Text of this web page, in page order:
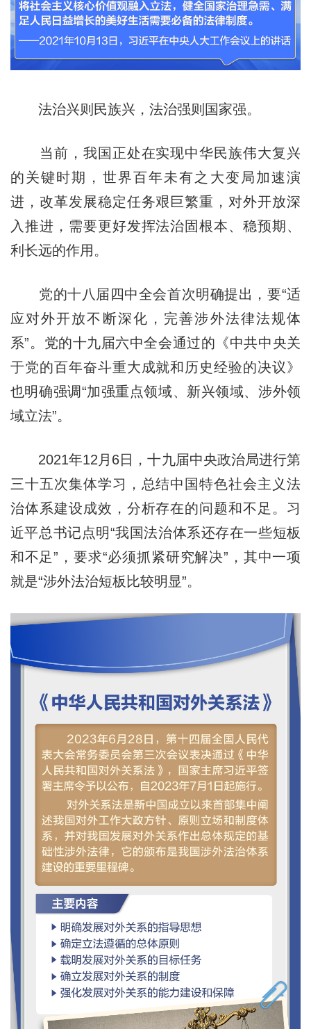
法治兴则民族兴，法治强则国家强。
当前，我国正处在实现中华民族伟大复兴
的关键时期，世界百年未有之大变局加速演
进，改革发展稳定任务艰巨繁重，对外开放深
入推进，需要更好发挥法治固根本、稳预期、
利长远的作用。
党的十八届四中全会首次明确提出，要“适
应对外开放不断深化，完善涉外法律法规体
系”。党的十九届六中全会通过的《中共中央关
于党的百年奋斗重大成就和历史经验的决议》
也明确强调“加强重点领域、新兴领域、涉外领
域立法”。
2021年12月6日，十九届中央政治局进行第
三十五次集体学习，总结中国特色社会主义法
治体系建设成效，分析存在的问题和不足。习
近平总书记点明“我国法治体系还存在一些短板
和不足” ，要求“必须抓紧研究解决” ，其中一项
就是“涉外法治短板比较明显”。